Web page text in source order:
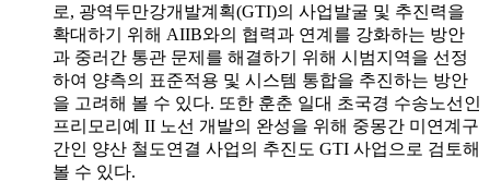
로, 광역두만강개발계획(GTI)의 사업발굴 및 추진력을
확대하기 위해 AIIB와의 협력과 연계를 강화하는 방안
과 중러간 통관 문제를 해결하기 위해 시범지역을 선정
하여 양측의 표준적용 및 시스템 통합을 추진하는 방안
을 고려해 볼 수 있다. 또한 훈춘 일대 초국경 수송노선인
프리모리예 II 노선 개발의 완성을 위해 중몽간 미연계구
간인 양산 철도연결 사업의 추진도 GTI 사업으로 검토해
볼 수 있다.